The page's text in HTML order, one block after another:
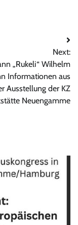
Next:
„Rukeli“ Wilhelm
Informationen aus
Ausstellung der KZ
Neuengamme